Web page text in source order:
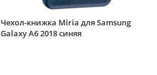
Чехол-книжка Miria для Samsung
Galaxy A6 2018 синяя